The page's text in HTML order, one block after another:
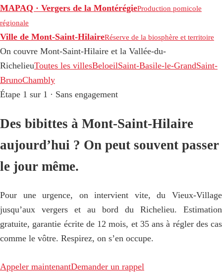
MAPAQ · Vergers de la MontérégieProduction pomicole
régionale
Ville de Mont-Saint-HilaireRéserve de la biosphère et territoire
On couvre Mont-Saint-Hilaire et la Vallée-du-
RichelieuToutes les villesBeloeilSaint-Basile-le-GrandSaint-
BrunoChambly
Étape 1 sur 1 · Sans engagement
Des bibittes à Mont-Saint-Hilaire
aujourd’hui ? On peut souvent passer
le jour même.
Pour une urgence, on intervient vite, du Vieux-Village
jusqu’aux vergers et au bord du Richelieu. Estimation
gratuite, garantie écrite de 12 mois, et 35 ans à régler des cas
comme le vôtre. Respirez, on s’en occupe.
Appeler maintenantDemander un rappel